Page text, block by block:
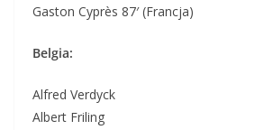
Gaston Cyprès 87′ (Francja)
Belgia:
Alfred Verdyck
Albert Friling